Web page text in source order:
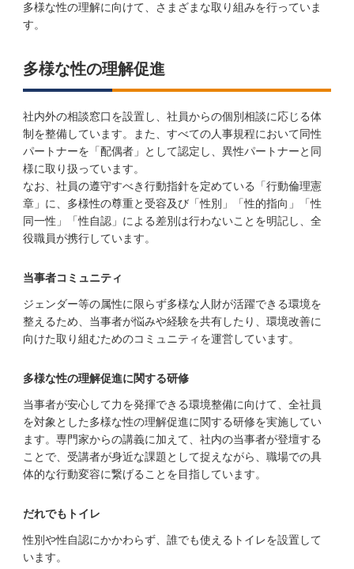
多様な性の理解に向けて、さまざまな取り組みを行っていま
す。
多様な性の理解促進
社内外の相談窓口を設置し、社員からの個別相談に応じる体
制を整備しています。また、すべての人事規程において同性
パートナーを「配偶者」として認定し、異性パートナーと同
様に取り扱っています。
なお、社員の遵守すべき行動指針を定めている「行動倫理憲
章」に、多様性の尊重と受容及び「性別」「性的指向」「性
同一性」「性自認」による差別は行わないことを明記し、全
役職員が携行しています。
当事者コミュニティ
ジェンダー等の属性に限らず多様な⼈財が活躍できる環境を
整えるため、当事者が悩みや経験を共有したり、環境改善に
向けた取り組むためのコミュニティを運営しています。
多様な性の理解促進に関する研修
当事者が安心して力を発揮できる環境整備に向けて、全社員
を対象とした多様な性の理解促進に関する研修を実施してい
ます。専門家からの講義に加えて、社内の当事者が登壇する
ことで、受講者が身近な課題として捉えながら、職場での具
体的な行動変容に繋げることを目指しています。
だれでもトイレ
性別や性自認にかかわらず、誰でも使えるトイレを設置して
います。